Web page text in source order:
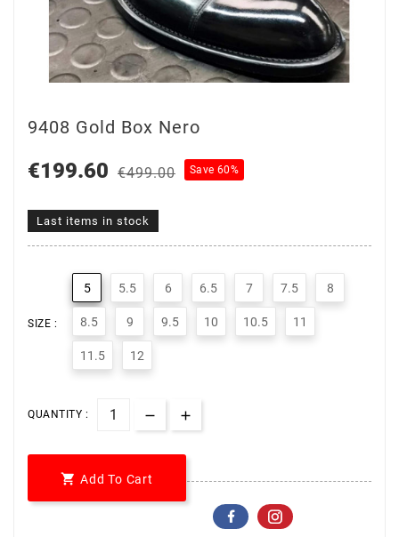
9408 Gold Box Nero
€199.60 €499.00 Save 60%
Last items in stock
SIZE :
5 5.5 6 6.5 7 7.5 8
8.5 9 9.5 10 10.5 11
11.5 12
QUANTITY :
 Add To Cart